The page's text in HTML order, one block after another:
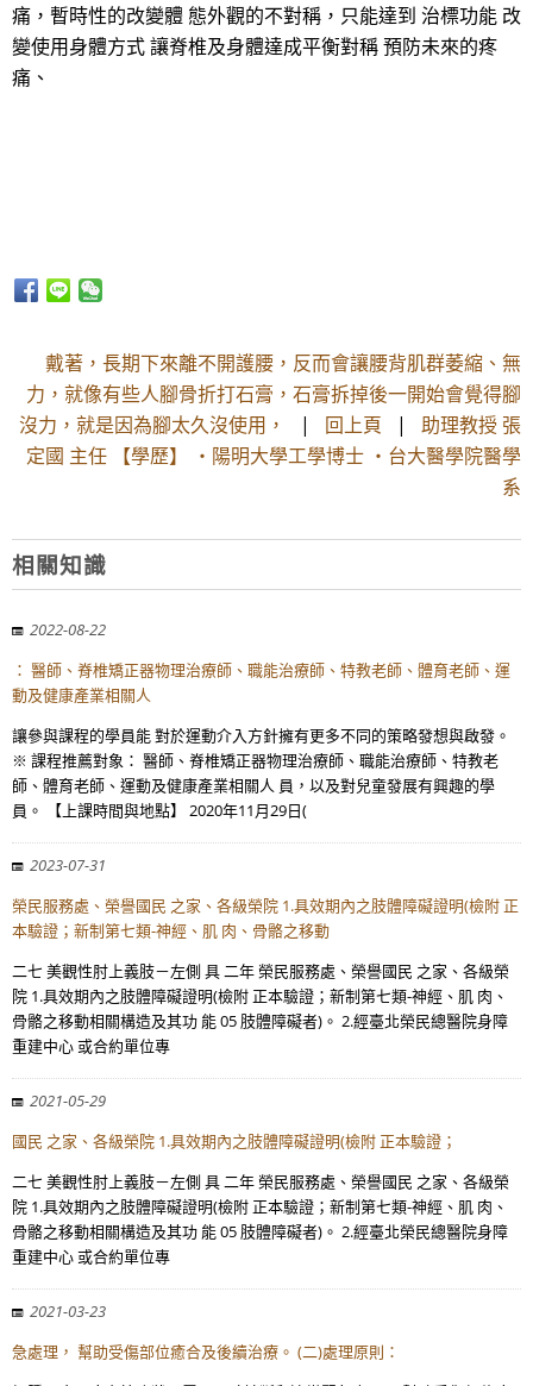
痛，暫時性的改變體 態外觀的不對稱，只能達到 治標功能 改
變使用身體方式 讓脊椎及身體達成平衡對稱 預防未來的疼
痛、
戴著，長期下來離不開護腰，反而會讓腰背肌群萎縮、無
力，就像有些人腳骨折打石膏，石膏拆掉後一開始會覺得腳
沒力，就是因為腳太久沒使用，
| 回上頁 | 助理教授 張
定國 主任 【學歷】 ・陽明大學工學博士 ・台大醫學院醫學
系
相關知識
2022-08-22
： 醫師、脊椎矯正器物理治療師、職能治療師、特教老師、體育老師、運
動及健康產業相關人
讓參與課程的學員能 對於運動介入方針擁有更多不同的策略發想與啟發。
※ 課程推薦對象： 醫師、脊椎矯正器物理治療師、職能治療師、特教老
師、體育老師、運動及健康產業相關人 員，以及對兒童發展有興趣的學
員。 【上課時間與地點】 2020年11月29日(
2023-07-31
榮民服務處、榮譽國民 之家、各級榮院 1.具效期內之肢體障礙證明(檢附 正
本驗證；新制第七類-神經、肌 肉、骨骼之移動
二七 美觀性肘上義肢－左側 具 二年 榮民服務處、榮譽國民 之家、各級榮
院 1.具效期內之肢體障礙證明(檢附 正本驗證；新制第七類-神經、肌 肉、
骨骼之移動相關構造及其功 能 05 肢體障礙者)。 2.經臺北榮民總醫院身障
重建中心 或合約單位專
2021-05-29
國民 之家、各級榮院 1.具效期內之肢體障礙證明(檢附 正本驗證；
二七 美觀性肘上義肢－左側 具 二年 榮民服務處、榮譽國民 之家、各級榮
院 1.具效期內之肢體障礙證明(檢附 正本驗證；新制第七類-神經、肌 肉、
骨骼之移動相關構造及其功 能 05 肢體障礙者)。 2.經臺北榮民總醫院身障
重建中心 或合約單位專
2021-03-23
急處理， 幫助受傷部位癒合及後續治療。 (二)處理原則：